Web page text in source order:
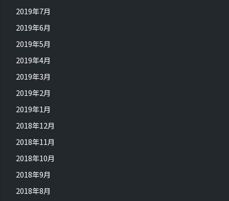
2019年7月
2019年6月
2019年5月
2019年4月
2019年3月
2019年2月
2019年1月
2018年12月
2018年11月
2018年10月
2018年9月
2018年8月